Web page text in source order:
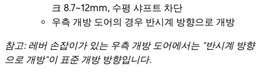
크 8.7~12mm, 수평 샤프트 차단
우측 개방 도어의 경우 반시계 방향으로 개방
참고: 레버 손잡이가 있는 우측 개방 도어에서는 "반시계 방향
으로 개방"이 표준 개방 방향입니다.